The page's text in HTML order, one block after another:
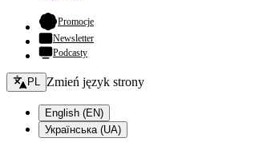
Promocje- otwiera się w nowej karcie
Newsletter
Podcasty
Zmień język - bieżący:
PL Zmień język strony
English (EN)
Українська (UA)